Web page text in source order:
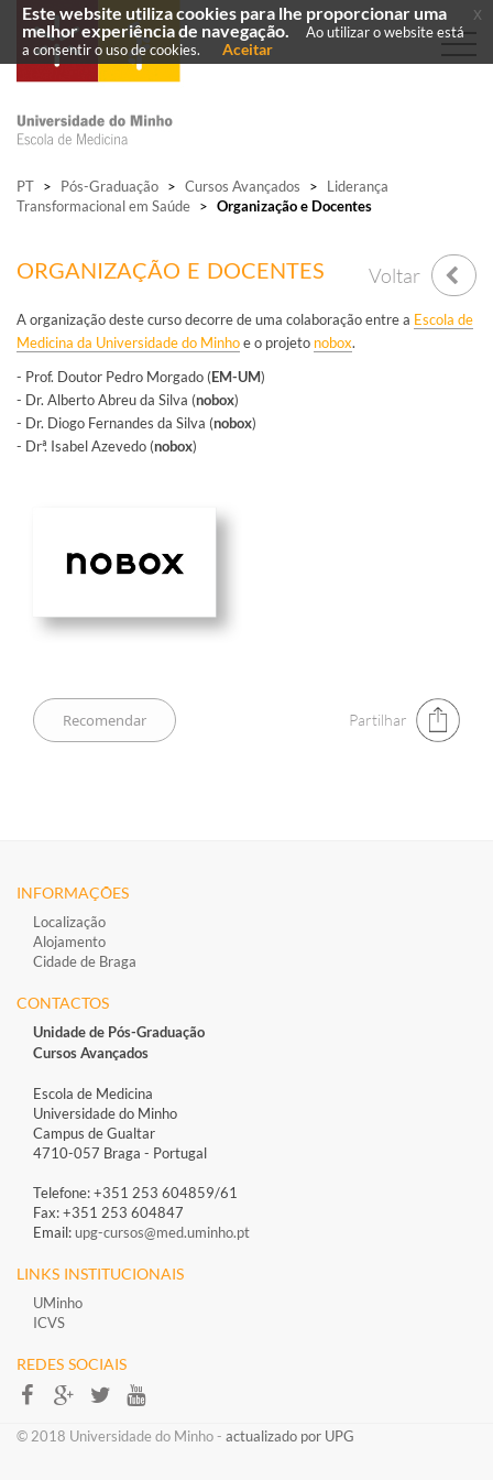
PT > Pós-Graduação > Cursos Avançados >
Liderança
Transformacional em Saúde > Organização e Docentes
ORGANIZAÇÃO E DOCENTES Voltar
A organização deste curso decorre de uma colaboração entre a Escola de
Medicina da Universidade do Minhoe o projeto nobox.
- Prof. Doutor Pedro Morgado (EM-UM)
- Dr. Alberto Abreu da Silva (nobox)
- Dr. Diogo Fernandes da Silva (nobox)
- Drª. Isabel Azevedo (nobox)
Partilhar
INFORMAÇÕES
Localização
Alojamento
Cidade de Braga
CONTACTOS
Unidade de Pós-Graduação
Cursos Avançados
Escola de Medicina
Universidade do Minho
Campus de Gualtar
4710-057 Braga - Portugal
Telefone: +351 253 604859/61
Fax: +351 253 604847
Email:upg-cursos@med.uminho.pt
LINKS INSTITUCIONAIS
UMinho
ICVS
REDES SOCIAIS​​​​
​​© 2018 Universidade do Minho​ - actualizado por UPG
Este website utiliza cookies para lhe proporcionar uma
melhor experiência de navegação.
Ao utilizar o website está
a consentir o uso de cookies.
Aceitar
x